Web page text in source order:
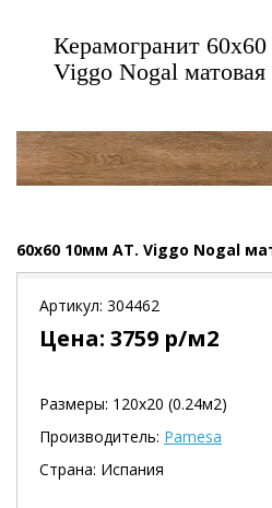
Керамогранит
Viggo Nogal матовая
60x60 10мм AT. Viggo Nogal
Артикул: 304462
Цена: 3759 р/м2
Размеры: 120х20 (0.24м2)
Производитель: Pamesa
Страна: Испания